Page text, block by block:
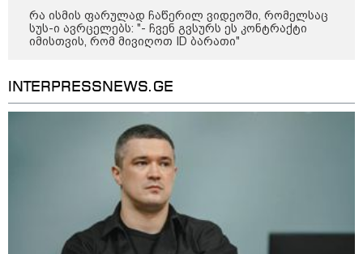
სივრცის მოწესრიგებისთვის. თანმიმდევრული მოქმედება და
პრაქტიკული მიდგომა სასურველ შედეგს უდანაკარგოდ
როგორ მოვამზადოთ
ვეგეტარიანული ფალაფელი
რა ისმის ფარულად ჩაწერილ ვიდეოში, რომელსაც
სუს-ი ავრცელებს: "- ჩვენ გვსურს ეს კონტრაქტი
იმისთვის, რომ მივიღოთ ID ბარათი"
INTERPRESSNEWS.GE